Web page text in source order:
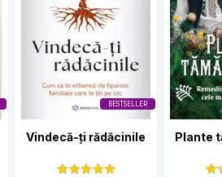
BESTSELLER
Vindecă-ți rădăcinile Plante